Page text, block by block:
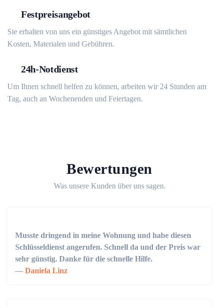
Festpreisangebot
Sie erhalten von uns ein günstiges Angebot mit sämtlichen
Kosten, Materialen und Gebühren.
24h-Notdienst
Um Ihnen schnell helfen zu können, arbeiten wir 24 Stunden am
Tag, auch an Wochenenden und Feiertagen.
Bewertungen
Was unsere Kunden über uns sagen.
Musste dringend in meine Wohnung und habe diesen
Schlüsseldienst angerufen. Schnell da und der Preis war
sehr günstig. Danke für die schnelle Hilfe.
Daniela Linz